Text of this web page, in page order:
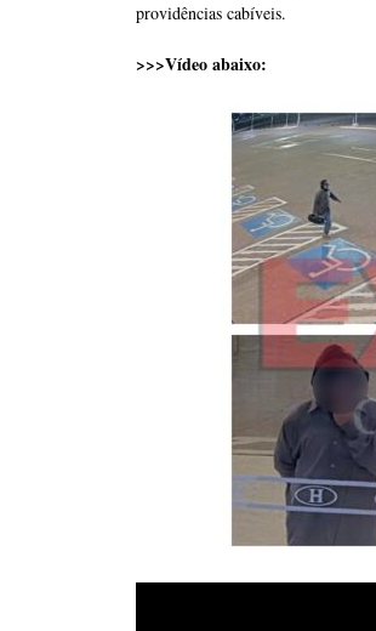
providências cabíveis.
>>>Vídeo abaixo: